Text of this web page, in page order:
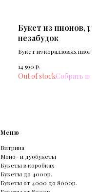
Букет из пионов,
незабудок
Букет из коралловых
14 590 р.
Out of stock
Меню
Витрина
Моно- и дуобукеты
Букеты в коробках
Букеты до 4000р.
Букеты от 4000 до 8000р.